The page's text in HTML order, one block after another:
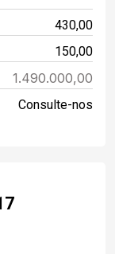
430,00
150,00
1.490.000,00
Consulte-nos